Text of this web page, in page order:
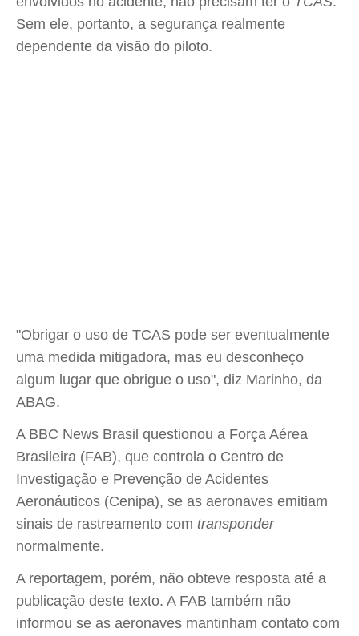
Sem ele, portanto, a segurança realmente
dependente da visão do piloto.
"Obrigar o uso de TCAS pode ser eventualmente
uma medida mitigadora, mas eu desconheço
algum lugar que obrigue o uso", diz Marinho, da
ABAG.
A BBC News Brasil questionou a Força Aérea
Brasileira (FAB), que controla o Centro de
Investigação e Prevenção de Acidentes
Aeronáuticos (Cenipa), se as aeronaves emitiam
sinais de rastreamento com transponder
normalmente.
A reportagem, porém, não obteve resposta até a
publicação deste texto. A FAB também não
informou se as aeronaves mantinham contato com